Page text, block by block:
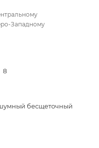
Западному
8
бесщеточный